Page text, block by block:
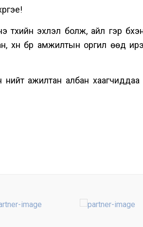
эхлэл болж, айл гэр
хүн бүр амжилтын оргил өөд
ажилтан албан